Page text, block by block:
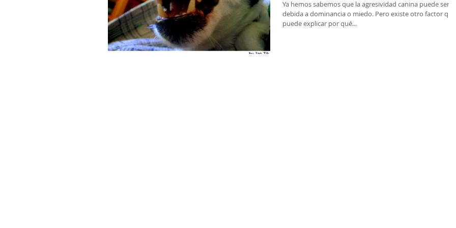
Ya hemos sabemos que la agresividad canina puede ser
debida a dominancia o miedo. Pero existe otro factor que
puede explicar por qué...